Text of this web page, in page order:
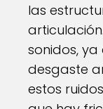
las
sonidos,
desgaste
estos